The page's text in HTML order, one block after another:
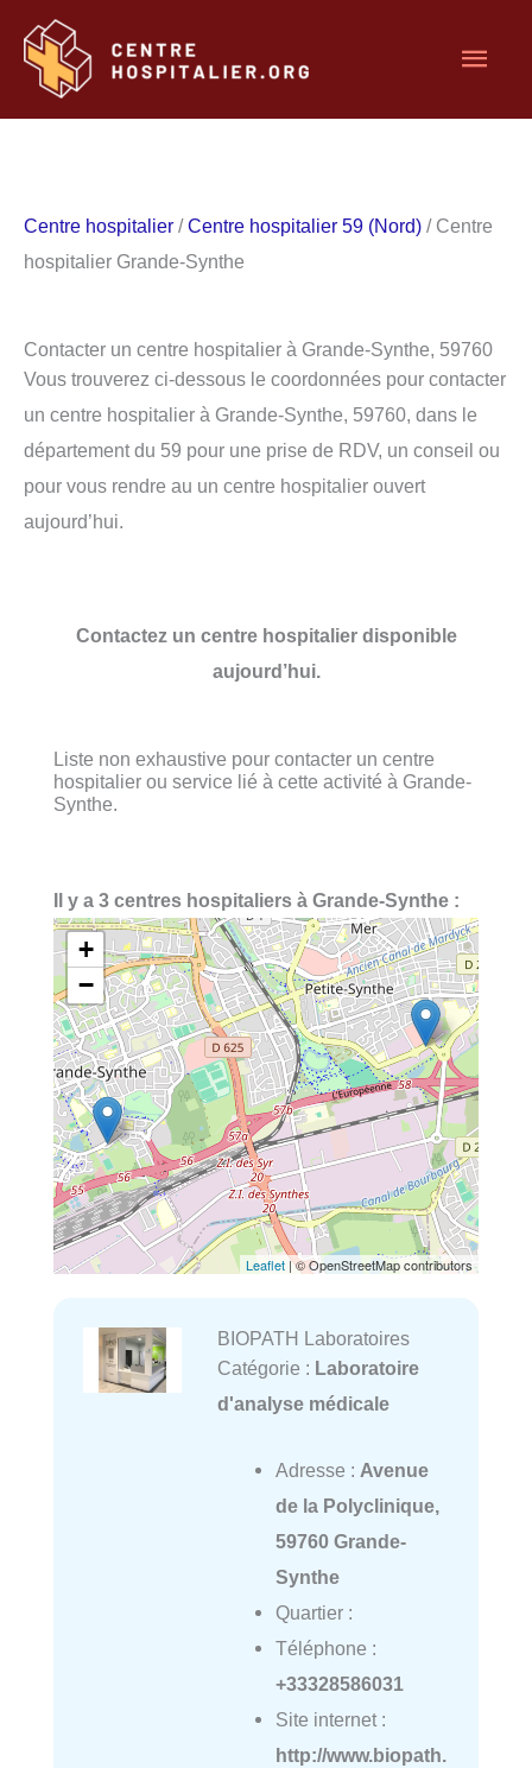
contenu
Centre hospitalier /Centre hospitalier 59 (Nord) / Centre
hospitalier Grande-Synthe
Contacter un centre hospitalier à Grande-Synthe, 59760
Vous trouverez ci-dessous le coordonnées pour contacter
un centre hospitalier à Grande-Synthe, 59760, dans le
département du 59 pour une prise de RDV, un conseil ou
pour vous rendre au un centre hospitalier ouvert
aujourd’hui.
Contactez un centre hospitalier disponible
aujourd’hui.
Liste non exhaustive pour contacter un centre
hospitalier ou service lié à cette activité à Grande-
Synthe.
Il y a 3 centres hospitaliers à Grande-Synthe :
+
−
Leaflet | © OpenStreetMap contributors
BIOPATH Laboratoires
Catégorie : Laboratoire
d'analyse médicale
Adresse : Avenue
de la Polyclinique,
59760 Grande-
Synthe
Quartier :
Téléphone :
+33328586031
Site internet :
http://www.biopath.